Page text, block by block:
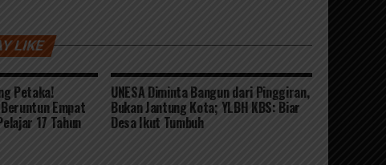
LIKE
Petaka!
Empat
17 Tahun
UNESA Diminta Bangun dari Pinggiran,
Bukan Jantung Kota; YLBH KBS: Biar
Desa Ikut Tumbuh